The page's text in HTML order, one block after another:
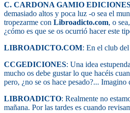
C. CARDONA GAMIO
demasiado altos y poca luz -o sea el
tropezarme con Libroadicto.com, o
¿cómo es que se os ocurrió hacer este
LIBROADICTO.COM: En el club
CCGEDICIONES: Una idea
mucho os debe gustar lo que hacéis
pero, ¿no se os hace pesado?...
LIBROADICTO: Realmente no
mañana. Por las tardes es cuando